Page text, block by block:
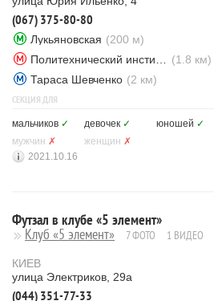
(067) 375-80-80
Лукьяновская (200 м)
(1.8 км)
Тараса Шевченко (2 км)
СЕКЦИЯ ДЛЯ
мальчиков ✓ девочек ✓ юношей ✓
мужчин ✗ женщин ✗
2021.10.16
Футзал в клубе «5 элемент»
Клуб «5 элемент» 7 ФОТО 1 ВИДЕО
КИЕВ
улица Электриков, 29а
(044) 351-77-33